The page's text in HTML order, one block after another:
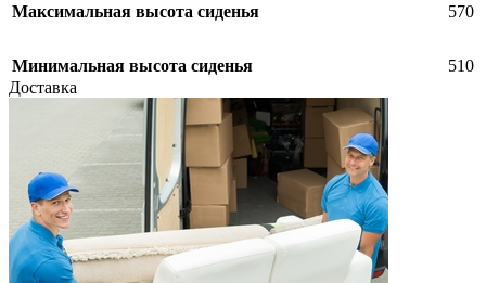
Максимальная высота сиденья 570
Минимальная высота сиденья
510
Доставка